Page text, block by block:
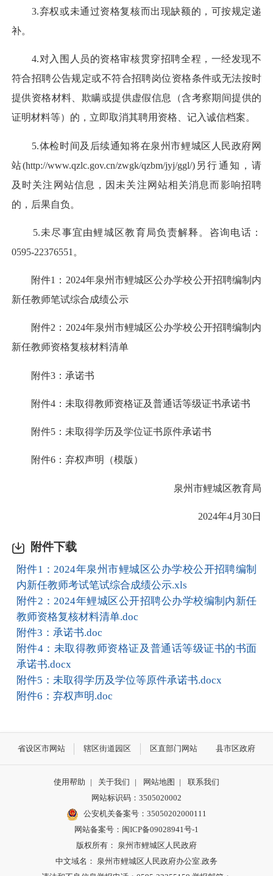
3.弃权或未通过资格复核而出现缺额的，可按规定递
补。
4.对入围人员的资格审核贯穿招聘全程，一经发现不
符合招聘公告规定或不符合招聘岗位资格条件或无法按时
提供资格材料、欺瞒或提供虚假信息（含考察期间提供的
证明材料等）的，立即取消其聘用资格、记入诚信档案。
5.体检时间及后续通知将在泉州市鲤城区人民政府网
站(http://www.qzlc.gov.cn/zwgk/qzbm/jyj/ggl/)另行通知，请
及时关注网站信息，因未关注网站相关消息而影响招聘
的，后果自负。
5.未尽事宜由鲤城区教育局负责解释。咨询电话：
0595-22376551。
附件1：2024年泉州市鲤城区公办学校公开招聘编制内
新任教师笔试综合成绩公示
附件2：2024年泉州市鲤城区公办学校公开招聘编制内
新任教师资格复核材料清单
附件3：承诺书
附件4：未取得教师资格证及普通话等级证书承诺书
附件5：未取得学历及学位证书原件承诺书
附件6：弃权声明（模版）
泉州市鲤城区教育局
2024年4月30日
附件下载
附件1：2024年泉州市鲤城区公办学校公开招聘编制
内新任教师考试笔试综合成绩公示.xls
附件2：2024年鲤城区公开招聘公办学校编制内新任
教师资格复核材料清单.doc
附件3：承诺书.doc
附件4：未取得教师资格证及普通话等级证书的书面
承诺书.docx
附件5：未取得学历及学位等原件承诺书.docx
附件6：弃权声明.doc
省设区市网站 辖区街道园区 区直部门网站 县市区政府
使用帮助 | 关于我们 | 网站地图 |
联系我们
网站标识码：3505020002
公安机关备案号：35050202000111
网站备案号：闽ICP备09028941号-1
版权所有： 泉州市鲤城区人民政府
中文域名： 泉州市鲤城区人民政府办公室.政务